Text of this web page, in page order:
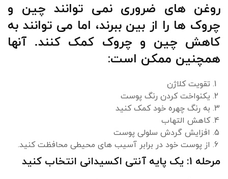
روغن های ضروری نمی توانند چین و
چروک ها را از بین ببرند، اما می توانند به
کاهش چین و چروک کمک کنند. آنها
همچنین ممکن است:
تقویت کلاژن
یکنواخت کردن رنگ پوست
به رنگ چهره خود کمک کنید
کاهش التهاب
افزایش گردش سلولی پوست
از پوست خود در برابر آسیب های محیطی محافظت کنید.
مرحله 1: یک پایه آنتی اکسیدانی انتخاب کنید